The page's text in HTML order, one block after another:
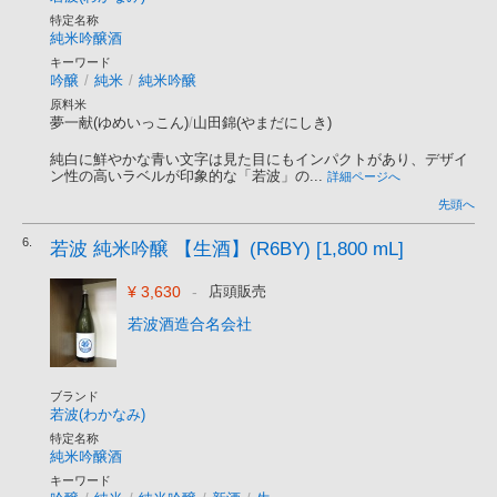
特定名称
純米吟醸酒
キーワード
吟醸 / 純米 / 純米吟醸
原料米
夢一献(ゆめいっこん)/山田錦(やまだにしき)
純白に鮮やかな青い文字は見た目にもインパクトがあり、デザイ
ン性の高いラベルが印象的な「若波」の... 詳細ページへ
先頭へ
6. 若波 純米吟醸 【生酒】(R6BY) [1,800 mL]
¥ 3,630 - 店頭販売
若波酒造合名会社
ブランド
若波(わかなみ)
特定名称
純米吟醸酒
キーワード